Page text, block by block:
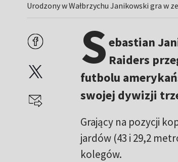
Urodzony w Wałbrzychu Janikowski gra w
Sebastian
Raiders
futbolu
swojej dywizji
Grający na pozycji
jardów (43 i 29,2
kolegów.